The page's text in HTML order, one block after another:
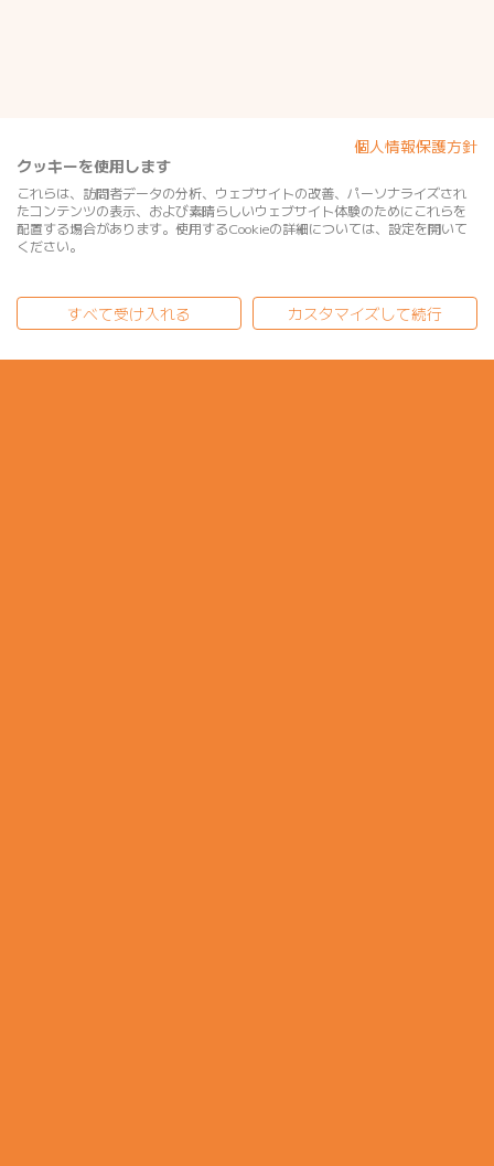
DOWNLOAD
まずはお気軽にダウンロードを
個人情報保護方針
クッキーを使用します
これらは、訪問者データの分析、ウェブサイトの改善、パーソナライズされ
たコンテンツの表示、および素晴らしいウェブサイト体験のためにこれらを
配置する場合があります。使用するCookieの詳細については、設定を開いて
ください。
すべて受け入れる カスタマイズして続行